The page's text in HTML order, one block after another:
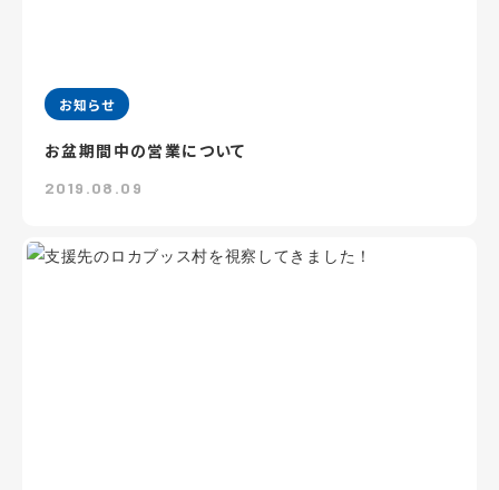
お知らせ
お盆期間中の営業について
2019.08.09